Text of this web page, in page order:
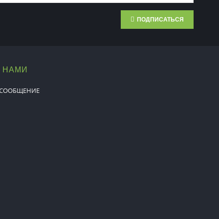
ПОДПИСАТЬСЯ
НАМИ